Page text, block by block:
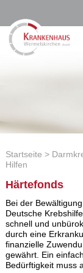
Startseite
Hilfen
Härtefonds
Bei der
Deutsche
schnell und
durch eine
finanzielle
gewährt. Ein
Bedürftigkeit muss